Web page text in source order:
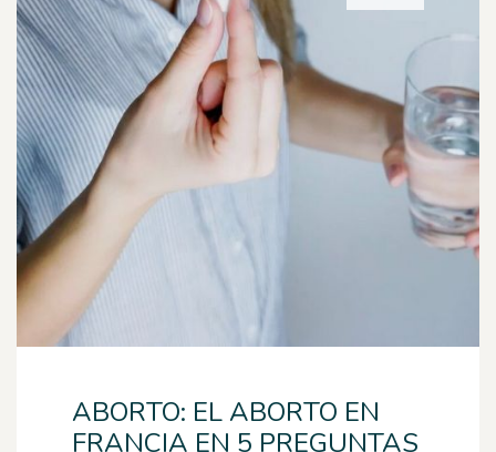
ABORTO: EL ABORTO EN
FRANCIA EN 5 PREGUNTAS